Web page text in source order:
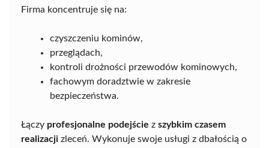
Firma koncentruje się na:
czyszczeniu kominów,
przeglądach,
kontroli drożności przewodów kominowych,
fachowym doradztwie w zakresie
bezpieczeństwa.
Łączy profesjonalne podejście z szybkim czasem
realizacji zleceń. Wykonuje swoje usługi z dbałością o